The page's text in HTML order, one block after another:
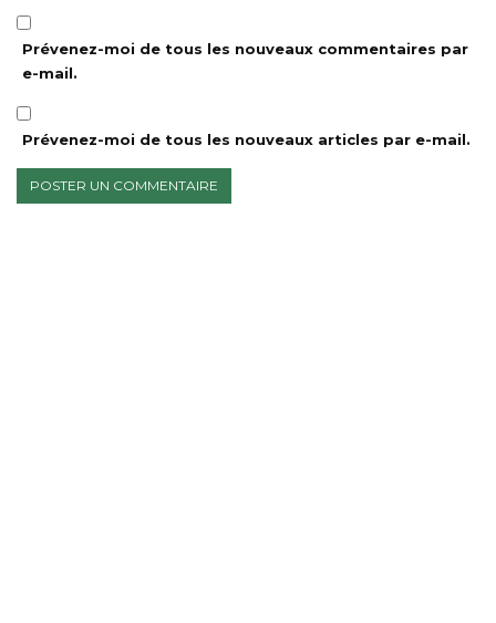
Prévenez-moi de tous les nouveaux commentaires par
e-mail.
Prévenez-moi de tous les nouveaux articles par e-mail.